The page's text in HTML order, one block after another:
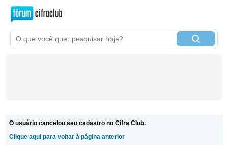
O usuário cancelou seu cadastro no Cifra Club.
Clique aqui para voltar à página anterior